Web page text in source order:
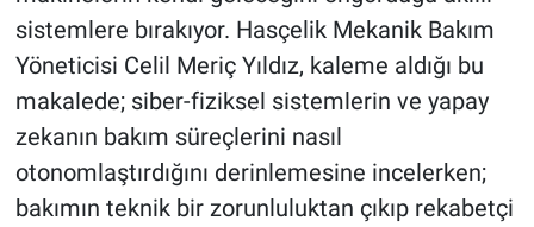
sistemlere bırakıyor. Hasçelik Mekanik Bakım
Yöneticisi Celil Meriç Yıldız, kaleme aldığı bu
makalede; siber-fiziksel sistemlerin ve yapay
zekanın bakım süreçlerini nasıl
otonomlaştırdığını derinlemesine incelerken;
bakımın teknik bir zorunluluktan çıkıp rekabetçi